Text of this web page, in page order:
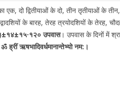
दो द्वितीयाओं के दो, तीन तृतीयाओं के
के बारह, तेरह त्रयोदशियों के तेरह,
उपवास। उपवास के दिनों में
ह्रीं ऋषभादिवर्धमानान्तेभ्यो नम:।